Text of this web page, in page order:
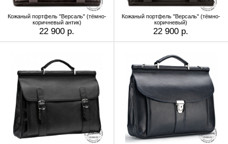
Кожаный портфель "Версаль" (тёмно-
коричневый антик)
22 900 р.
Кожаный портфель "Версаль" (тёмно-
коричневый)
22 900 р.